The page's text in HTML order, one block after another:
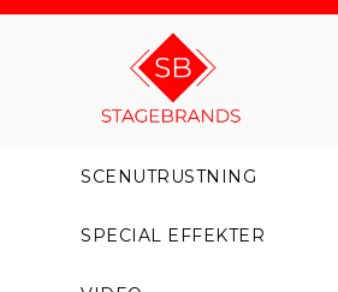
SCENUTRUSTNING
SPECIAL EFFEKTER